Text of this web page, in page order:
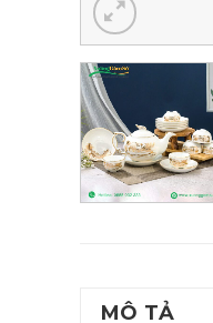
MÔ TẢ